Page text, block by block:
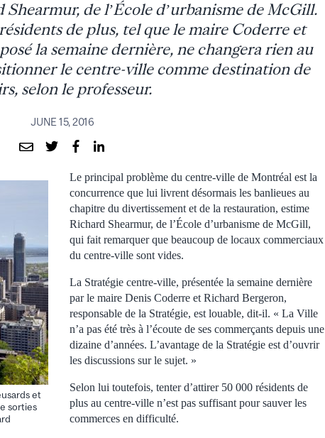
de l’École d’urbanisme de McGill.
de plus, tel que le maire Coderre et
la semaine dernière, ne changera rien au
le centre-ville comme destination de
selon le professeur.
JUNE 15, 2016
et
sorties
Le principal problème du centre-ville de Montréal est la
concurrence que lui livrent désormais les banlieues au
chapitre du divertissement et de la restauration, estime
Richard Shearmur, de l’École d’urbanisme de McGill,
qui fait remarquer que beaucoup de locaux commerciaux
du centre-ville sont vides.
La Stratégie centre-ville, présentée la semaine dernière
par le maire Denis Coderre et Richard Bergeron,
responsable de la Stratégie, est louable, dit-il. « La Ville
n’a pas été très à l’écoute de ses commerçants depuis une
dizaine d’années. L’avantage de la Stratégie est d’ouvrir
les discussions sur le sujet. »
Selon lui toutefois, tenter d’attirer 50 000 résidents de
plus au centre-ville n’est pas suffisant pour sauver les
commerces en difficulté.